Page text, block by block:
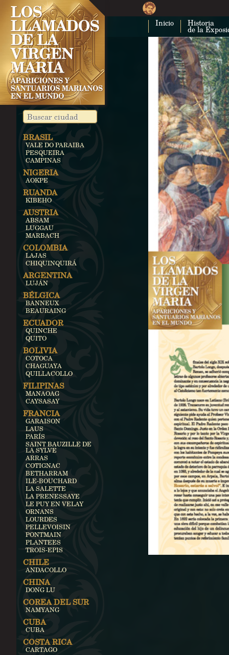
Inicio Historia
de la
BRASIL
VALE DO PARAIBA
PESQUEIRA
CAMPINAS
NIGERIA
AOKPE
RUANDA
KIBEHO
AUSTRIA
ABSAM
LUGGAU
MARBACH
COLOMBIA
LAJAS
CHIQUINQUIRÁ
ARGENTINA
LUJÁN
BÉLGICA
BANNEUX
BEAURAING
ECUADOR
QUINCHE
QUITO
BOLIVIA
COTOCA
CHAGUAYA
QUILLACOLLO
FILIPINAS
MANAOAG
CAYSASAY
FRANCIA
GARAISON
LAUS
PARÍS
SAINT BAUZILLE DE
LA SYLVE
ARRAS
COTIGNAC
BETHARRAM
ILE-BOUCHARD
LA SALETTE
LA PRENESSAYE
LE PUY EN VELAY
ORNANS
LOURDES
PELLEVOISIN
PONTMAIN
PLANTEES
TROIS-EPIS
CHILE
ANDACOLLO
CHINA
DONG LU
COREA DEL SUR
NAMYANG
CUBA
CUBA
COSTA RICA
CARTAGO